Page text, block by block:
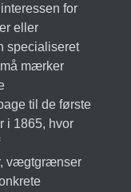
for
eller
specialiseret
mærker
til de første
i 1865, hvor
vægtgrænser